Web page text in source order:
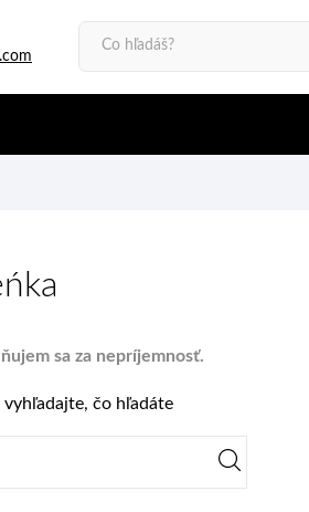
sa za nepríjemnosť.
vyhľadajte, čo hľadáte